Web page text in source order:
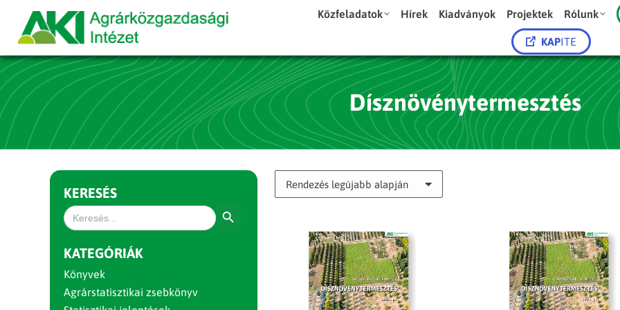
Közfeladatok Hírek Kiadványok Projektek Rólunk
KAPITE
Dísznövénytermesztés
KERESÉS
Search
for:
KATEGÓRIÁK
Könyvek
Agrárstatisztikai zsebkönyv